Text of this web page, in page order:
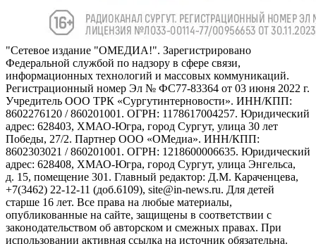
"Сетевое издание "ОМЕДИА!". Зарегистрировано
Федеральной службой по надзору в сфере связи,
информационных технологий и массовых коммуникаций.
Регистрационный номер Эл № ФС77-83364 от 03 июня 2022 г.
Учредитель ООО ТРК «Сургутинтерновости». ИНН/КПП:
8602276120 / 860201001. ОГРН: 1178617004257. Юридический
адрес: 628403, ХМАО-Югра, город Сургут, улица 30 лет
Победы, 27/2. Партнер ООО «ОМедиа». ИНН/КПП:
8602303021 / 860201001. ОГРН: 1218600006635. Юридический
адрес: 628408, ХМАО-Югра, город Сургут, улица Энгельса,
д. 15, помещение 301. Главный редактор: Д.М. Караченцева,
+7(3462) 22-12-11 (доб.6109), site@in-news.ru. Для детей
старше 16 лет. Все права на любые материалы,
опубликованные на сайте, защищены в соответствии с
законодательством об авторском и смежных правах. При
использовании активная ссылка на источник обязательна.